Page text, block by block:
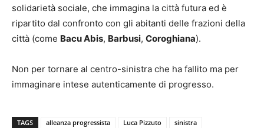
solidarietà sociale, che immagina la città futura ed è
ripartito dal confronto con gli abitanti delle frazioni della
città (come Bacu Abis, Barbusi, Coroghiana).
Non per tornare al centro-sinistra che ha fallito ma per
immaginare intese autenticamente di progresso.
TAGS alleanza progressista Luca Pizzuto sinistra